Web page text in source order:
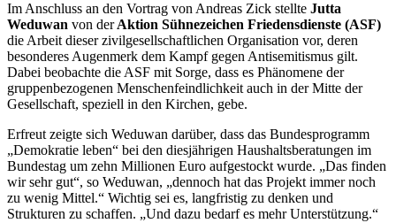
Im Anschluss an den Vortrag von Andreas Zick stellte Jutta
Weduwan von derAktion Sühnezeichen Friedensdienste (ASF)
die Arbeit dieser zivilgesellschaftlichen Organisation vor, deren
besonderes Augenmerk dem Kampf gegen Antisemitismus gilt.
Dabei beobachte die ASF mit Sorge, dass es Phänomene der
gruppenbezogenen Menschenfeindlichkeit auch in der Mitte der
Gesellschaft, speziell in den Kirchen, gebe.
Erfreut zeigte sich Weduwan darüber, dass das Bundesprogramm
„Demokratie leben“ bei den diesjährigen Haushaltsberatungen im
Bundestag um zehn Millionen Euro aufgestockt wurde. „Das finden
wir sehr gut“, so Weduwan, „dennoch hat das Projekt immer noch
zu wenig Mittel.“ Wichtig sei es, langfristig zu denken und
Strukturen zu schaffen. „Und dazu bedarf es mehr Unterstützung.“